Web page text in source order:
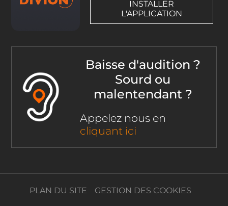
INSTALLER
L'APPLICATION
Baisse d'audition ?
Sourd ou
malentendant ?
Appelez nous en
cliquant ici
PLAN DU SITE GESTION DES COOKIES